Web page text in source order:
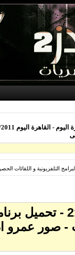
التلفزيونية و اللقائات